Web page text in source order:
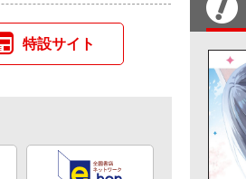
特設サイト